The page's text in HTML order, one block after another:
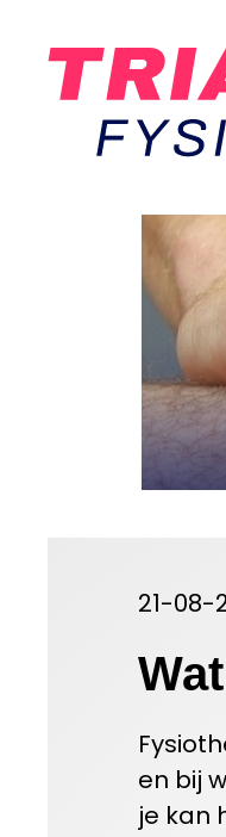
21-08-
en bij
je kan